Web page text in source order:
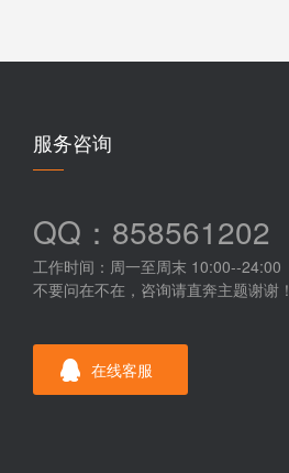
服务咨询
QQ：858561202
工作时间：周一至周末 10:00--24:00
不要问在不在，咨询请直奔主题谢谢！
在线客服